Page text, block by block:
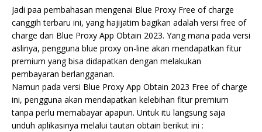
Jadi paa pembahasan mengenai Blue Proxy Free of charge
canggih terbaru ini, yang hajijatim bagikan adalah versi free of
charge dari Blue Proxy App Obtain 2023. Yang mana pada versi
aslinya, pengguna blue proxy on-line akan mendapatkan fitur
premium yang bisa didapatkan dengan melakukan
pembayaran berlangganan.
Namun pada versi Blue Proxy App Obtain 2023 Free of charge
ini, pengguna akan mendapatkan kelebihan fitur premium
tanpa perlu memabayar apapun. Untuk itu langsung saja
unduh aplikasinya melalui tautan obtain berikut ini :